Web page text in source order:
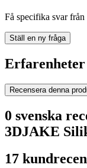
Få specifika svar
Ställ en ny fråga
Recensera denna
0 svenska
3DJAKE
17